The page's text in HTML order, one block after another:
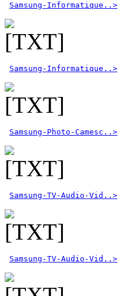
Samsung-Informatique..>
Samsung-Informatique..>
Samsung-Photo-Camesc..>
Samsung-TV-Audio-Vid..>
Samsung-TV-Audio-Vid..>